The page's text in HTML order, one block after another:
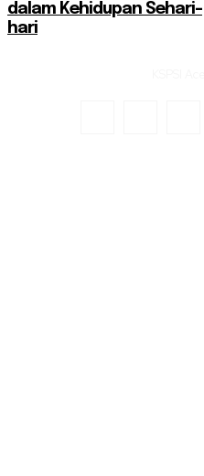
dalam Kehidupan Sehari-
hari